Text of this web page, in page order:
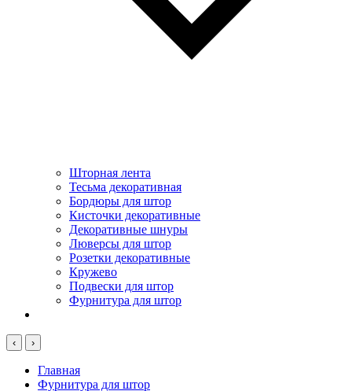
Шторная лента
Тесьма декоративная
Бордюры для штор
Кисточки декоративные
Декоративные шнуры
Люверсы для штор
Розетки декоративные
Кружево
Подвески для штор
Фурнитура для штор
‹ ›
Главная
Фурнитура для штор